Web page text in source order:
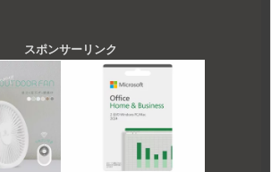
スポンサーリンク